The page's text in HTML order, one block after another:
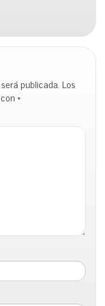
publicada. Los
*